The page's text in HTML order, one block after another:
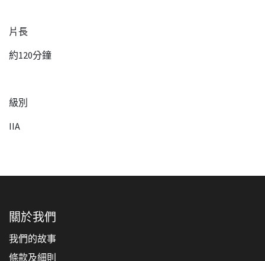
片長
約120分鐘
級別
IIA
關於我們
我們的故事
條款及細則